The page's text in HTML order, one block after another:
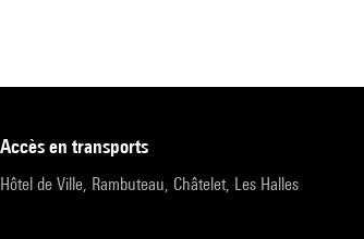
accès en transports
Hôtel de Ville, Rambuteau, Châtelet, Les Halles